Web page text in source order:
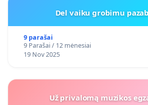
Del vaiku grobimu
9 parašai
9 Parašai / 12 mėnesiai
19 Nov 2025
Už privalomą muzikos